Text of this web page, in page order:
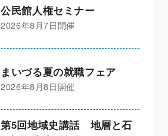
公民館人権セミナー
2026年8月7日開催
まいづる夏の就職フェア
2026年8月8日開催
第5回地域史講話 地層と石